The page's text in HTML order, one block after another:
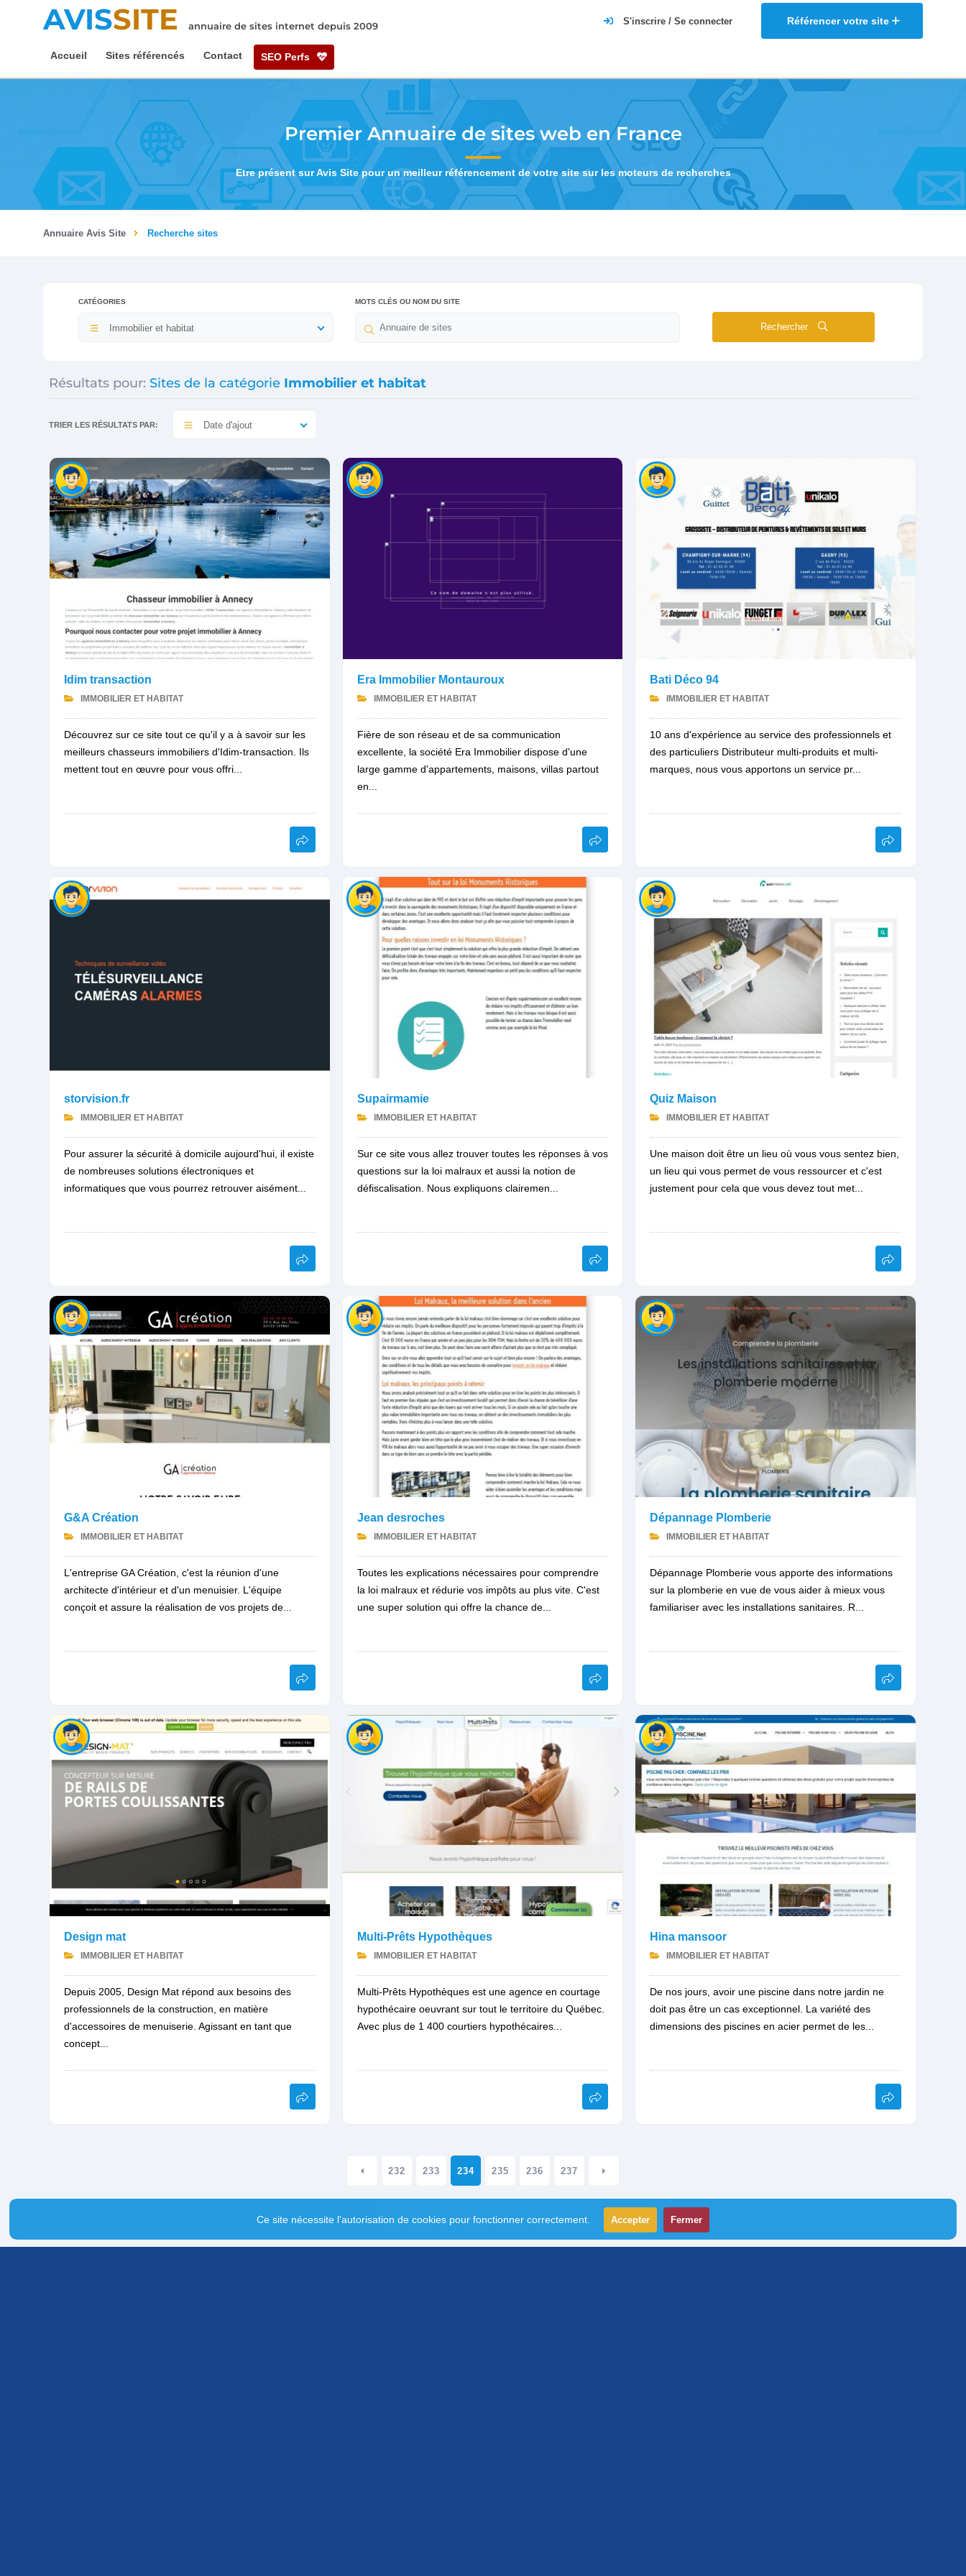
AVISSITE annuaire de sites internet depuis 2009 Référencer votre site
S'inscrire / Se connecter
Accueil Sites référencés Contact SEO Perfs
Premier Annuaire de sites web en France
Etre présent sur Avis Site pour un meilleur référencement de votre site sur les moteurs de recherches
Annuaire Avis Site Recherche sites
CATÉGORIES
Immobilier et habitat
MOTS CLÉS OU NOM DU SITE
Rechercher
Résultats pour: Sites de la catégorie Immobilier et habitat
TRIER LES RÉSULTATS PAR: Date d'ajout
Idim transaction
IMMOBILIER ET HABITAT
Découvrez sur ce site tout ce qu'il y a à savoir sur les
meilleurs chasseurs immobiliers d'Idim-transaction. Ils
mettent tout en œuvre pour vous offri...
Era Immobilier Montauroux
IMMOBILIER ET HABITAT
Fière de son réseau et de sa communication
excellente, la société Era Immobilier dispose d'une
large gamme d'appartements, maisons, villas partout
en...
Bati Déco 94
IMMOBILIER ET HABITAT
10 ans d'expérience au service des professionnels et
des particuliers Distributeur multi-produits et multi-
marques, nous vous apportons un service pr...
storvision.fr
IMMOBILIER ET HABITAT
Pour assurer la sécurité à domicile aujourd'hui, il existe
de nombreuses solutions électroniques et
informatiques que vous pourrez retrouver aisément...
Supairmamie
IMMOBILIER ET HABITAT
Sur ce site vous allez trouver toutes les réponses à vos
questions sur la loi malraux et aussi la notion de
défiscalisation. Nous expliquons clairemen...
Quiz Maison
IMMOBILIER ET HABITAT
Une maison doit être un lieu où vous vous sentez bien,
un lieu qui vous permet de vous ressourcer et c'est
justement pour cela que vous devez tout met...
G&A Création
IMMOBILIER ET HABITAT
L'entreprise GA Création, c'est la réunion d'une
architecte d'intérieur et d'un menuisier. L'équipe
conçoit et assure la réalisation de vos projets de...
Jean desroches
IMMOBILIER ET HABITAT
Toutes les explications nécessaires pour comprendre
la loi malraux et rédurie vos impôts au plus vite. C'est
une super solution qui offre la chance de...
Dépannage Plomberie
IMMOBILIER ET HABITAT
Dépannage Plomberie vous apporte des informations
sur la plomberie en vue de vous aider à mieux vous
familiariser avec les installations sanitaires. R...
Design mat
IMMOBILIER ET HABITAT
Depuis 2005, Design Mat répond aux besoins des
professionnels de la construction, en matière
d'accessoires de menuiserie. Agissant en tant que
concept...
Multi-Prêts Hypothèques
IMMOBILIER ET HABITAT
Multi-Prêts Hypothèques est une agence en courtage
hypothécaire oeuvrant sur tout le territoire du Québec.
Avec plus de 1 400 courtiers hypothécaires...
Hina mansoor
IMMOBILIER ET HABITAT
De nos jours, avoir une piscine dans notre jardin ne
doit pas être un cas exceptionnel. La variété des
dimensions des piscines en acier permet de les...
232 233 234 235 236 237
Ce site nécessite l'autorisation de cookies pour fonctionner correctement. Accepter Fermer